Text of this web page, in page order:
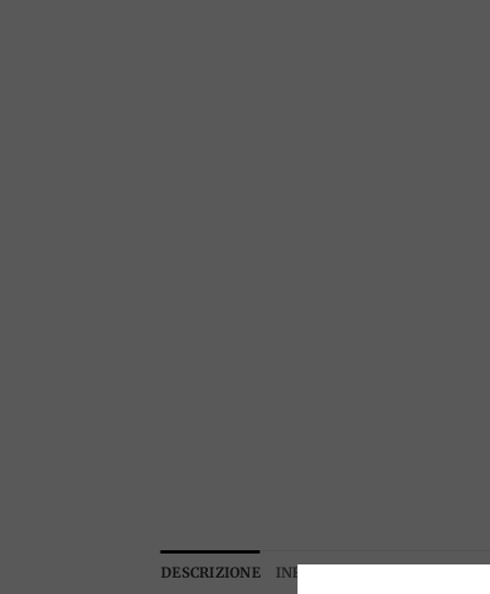
DESCRIZIONE INFORMAZIONI AGGIUNTIVE